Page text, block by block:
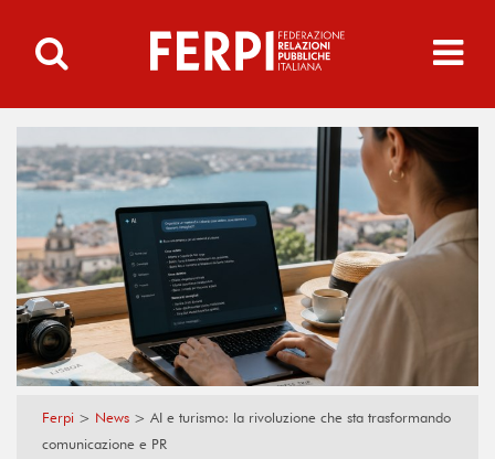
Ferpi > News > AI e turismo: la rivoluzione che sta trasformando
comunicazione e PR